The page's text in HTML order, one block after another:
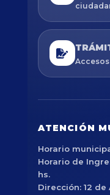
ATENCIÓN
Horario
Horario de
hs.
Dirección: 12 de